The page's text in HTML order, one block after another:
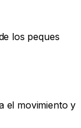
los peques
el movimiento y